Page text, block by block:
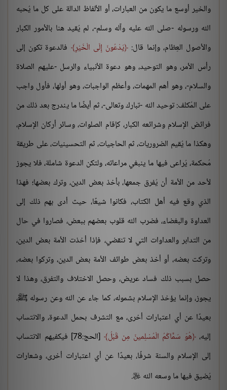
والخير أوسع ما يكون من العبارات، أو الألفاظ الدالة على كل ما يُحبه
الله ورسوله -صلى الله عليه وآله وسلم-، لم يُقيد هنا بالأمور الكبار
والأصول العِظام، وإنما قال: يَدْعُونَ إِلَى الْخَيْرِ فالدعوة تكون إلى
رأس الأمر، وهو التوحيد، وهو دعوة الأنبياء والرسل -عليهم الصلاة
والسلام-، وهو أهم المهمات، وأعظم الواجبات، وهو أولها، فأول واجب
على المُكلف: توحيد الله -تبارك وتعالى-، ثم أيضًا ما يندرج بعد ذلك من
فرائض الإسلام وشرائعه الكبار، كإقام الصلوات، وسائر أركان الإسلام،
وهكذا ما يُقيم الضروريات، ثم الحاجيات، ثم التحسينيات، على طريقة
مُحكمة، يُراعى فيها ما ينبغي مراعاته، ولتكن الدعوة شاملة، فلا يجوز
لأحد من الأمة أن يُفرق جمعها، بأخذ بعض الدين، وترك بعضها؛ فهذا
الذي وقع فيه أهل الكتاب، فكانوا شيعًا، حيث أدى بهم ذلك إلى
العداوة والبغضاء، فضرب الله قلوب بعضهم ببعض، فصاروا في حال
من التدابر والعداوات التي لا تنقضي، فإذا أخذت الأمة بعض الدين،
وتركت بعضه، أو أخذ بعض طوائف الأمة بعض الدين، وتركوا بعضه،
حصل بسبب ذلك فساد عريض، وحصل الاختلاف والتفرق، وهذا لا
يجوز، وإنما يؤخذ الإسلام بشموله، كما جاء عن الله وعن رسوله ﷺ،
بعيدًا عن أي اعتبارات أخرى، مع التشرف بحمل الدعوة، والانتساب
إليه، هُوَ سَمَّاكُمُ الْمُسْلِمينَ مِن قَبْلُ
[الحج:78] فيكفيهم الانتساب
إلى الإسلام والسنة شرفًا، بعيدًا عن أي اعتبارات أخرى، وشعارات
يُضيق فيها ما وسعه الله 
.